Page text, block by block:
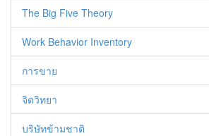
The Big Five Theory
Work Behavior Inventory
การขาย
จิตวิทยา
บริษัทข้ามชาติ